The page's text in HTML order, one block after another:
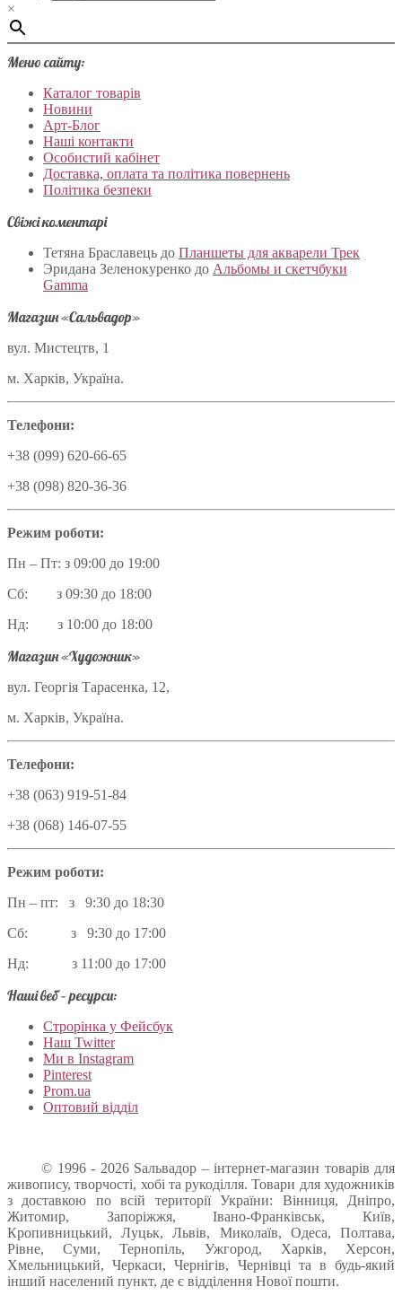
×
Меню сайту:
Каталог товарів
Новини
Арт-Блог
Наші контакти
Особистий кабінет
Доставка, оплата та політика повернень
Політика безпеки
Свіжі коментарі
Тетяна Браславець до Планшеты для акварели Трек
Эридана Зеленокуренко до Альбомы и скетчбуки
Gamma
Магазин «Сальвадор»
вул. Мистецтв, 1
м. Харків, Україна.
Телефони:
+38 (099) 620-66-65
+38 (098) 820-36-36
Режим роботи:
Пн – Пт: з 09:00 до 19:00
Сб: з 09:30 до 18:00
Нд: з 10:00 до 18:00
Магазин «Художник»
вул. Георгія Тарасенка, 12,
м. Харків, Україна.
Телефони:
+38 (063) 919-51-84
+38 (068) 146-07-55
Режим роботи:
Пн – пт: з 9:30 до 18:30
Сб: з 9:30 до 17:00
Нд: з 11:00 до 17:00
Наші веб – ресурси:
Строрінка у Фейсбук
Наш Twitter
Ми в Instagram
Pinterest
Prom.ua
Оптовий відділ
© 1996 - 2026 Sальвадор – інтернет-магазин товарів для
живопису, творчості, хобі та рукоділля. Товари для художників
з доставкою по всій території України: Вінниця, Дніпро,
Житомир, Запоріжжя, Івано-Франківськ, Київ,
Кропивницький, Луцьк, Львів, Миколаїв, Одеса, Полтава,
Рівне, Суми, Тернопіль, Ужгород, Харків, Херсон,
Хмельницький, Черкаси, Чернігів, Чернівці та в будь-який
інший населений пункт, де є відділення Нової пошти.